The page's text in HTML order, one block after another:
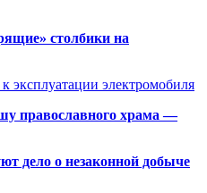
столбики на
эксплуатации электромобиля
православного храма —
дело о незаконной добыче